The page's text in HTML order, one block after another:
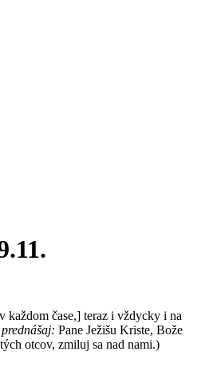
každom čase,] teraz i vždycky i na
Pane Ježišu Kriste, Bože
otcov, zmiluj sa nad nami.)